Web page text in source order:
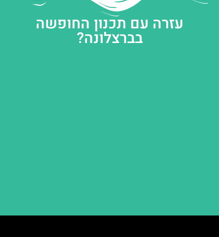
עזרה עם תכנון החופשה
בברצלונה?